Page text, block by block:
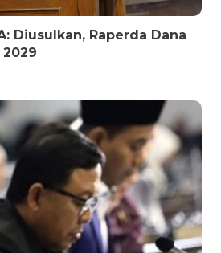
Diusulkan, Raperda Dana